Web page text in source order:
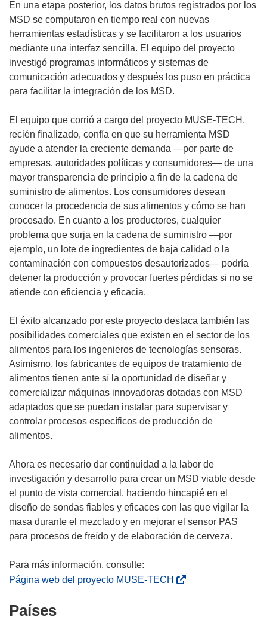
En una etapa posterior, los datos brutos registrados por los
MSD se computaron en tiempo real con nuevas
herramientas estadísticas y se facilitaron a los usuarios
mediante una interfaz sencilla. El equipo del proyecto
investigó programas informáticos y sistemas de
comunicación adecuados y después los puso en práctica
para facilitar la integración de los MSD.
El equipo que corrió a cargo del proyecto MUSE-TECH,
recién finalizado, confía en que su herramienta MSD
ayude a atender la creciente demanda —por parte de
empresas, autoridades políticas y consumidores— de una
mayor transparencia de principio a fin de la cadena de
suministro de alimentos. Los consumidores desean
conocer la procedencia de sus alimentos y cómo se han
procesado. En cuanto a los productores, cualquier
problema que surja en la cadena de suministro —por
ejemplo, un lote de ingredientes de baja calidad o la
contaminación con compuestos desautorizados— podría
detener la producción y provocar fuertes pérdidas si no se
atiende con eficiencia y eficacia.
El éxito alcanzado por este proyecto destaca también las
posibilidades comerciales que existen en el sector de los
alimentos para los ingenieros de tecnologías sensoras.
Asimismo, los fabricantes de equipos de tratamiento de
alimentos tienen ante sí la oportunidad de diseñar y
comercializar máquinas innovadoras dotadas con MSD
adaptados que se puedan instalar para supervisar y
controlar procesos específicos de producción de
alimentos.
Ahora es necesario dar continuidad a la labor de
investigación y desarrollo para crear un MSD viable desde
el punto de vista comercial, haciendo hincapié en el
diseño de sondas fiables y eficaces con las que vigilar la
masa durante el mezclado y en mejorar el sensor PAS
para procesos de freído y de elaboración de cerveza.
Página web del proyecto MUSE-TECH
Países